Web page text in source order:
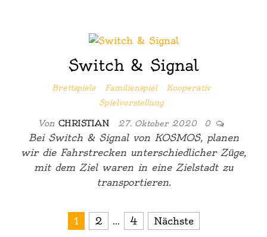
Switch & Signal
Brettspiele Familienspiel
Kooperativ
Spielvorstellung
Von CHRISTIAN 27. Oktober 2020 0
Bei Switch & Signal von KOSMOS, planen
wir die Fahrstrecken unterschiedlicher Züge,
mit dem Ziel waren in eine Zielstadt zu
transportieren.
Seitennummerierung der
1 2 … 4 Nächste